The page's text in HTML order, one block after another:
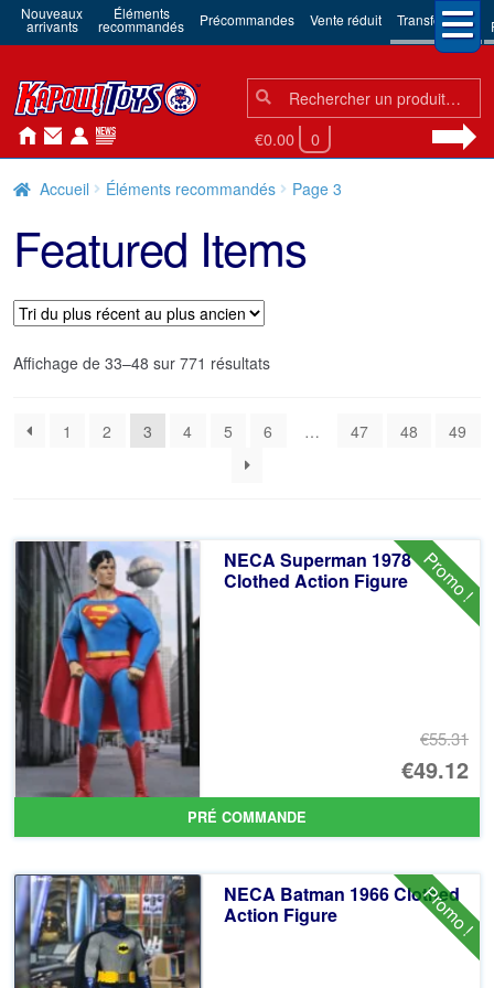
Nouveaux
arrivants
Éléments
recommandés Précommandes Vente réduit Transformers
Chercher:
Chercher
€0.00 0
Accueil Éléments recommandés Page 3
Featured Items
Affichage de 33–48 sur 771 résultatsTrié
récent
1 2 3 4 5 6 … 47 48 49
Promo !
NECA Superman 1978
Clothed Action Figure
€55.31
Le
€49.12
Le
PRÉ COMMANDE
Promo !
NECA Batman 1966 Clothed
Action Figure